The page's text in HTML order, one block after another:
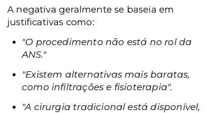
A negativa geralmente se baseia em
justificativas como:
"O procedimento não está no rol da
ANS."
"Existem alternativas mais baratas,
como infiltrações e fisioterapia".
"A cirurgia tradicional está disponível,